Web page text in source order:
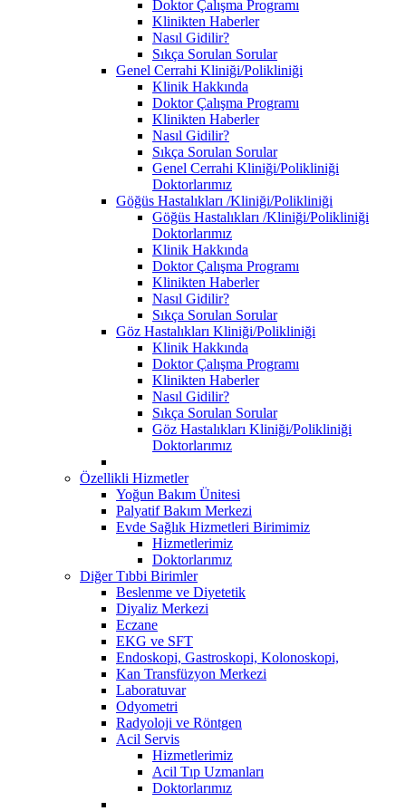
Doktor Çalışma Programı
Klinikten Haberler
Nasıl Gidilir?
Sıkça Sorulan Sorular
Genel Cerrahi Kliniği/Polikliniği
Klinik Hakkında
Doktor Çalışma Programı
Klinikten Haberler
Nasıl Gidilir?
Sıkça Sorulan Sorular
Genel Cerrahi Kliniği/Polikliniği
Doktorlarımız
Göğüs Hastalıkları /Kliniği/Polikliniği
Göğüs Hastalıkları /Kliniği/Polikliniği
Doktorlarımız
Klinik Hakkında
Doktor Çalışma Programı
Klinikten Haberler
Nasıl Gidilir?
Sıkça Sorulan Sorular
Göz Hastalıkları Kliniği/Polikliniği
Klinik Hakkında
Doktor Çalışma Programı
Klinikten Haberler
Nasıl Gidilir?
Sıkça Sorulan Sorular
Göz Hastalıkları Kliniği/Polikliniği
Doktorlarımız
Özellikli Hizmetler
Yoğun Bakım Ünitesi
Palyatif Bakım Merkezi
Evde Sağlık Hizmetleri Birimimiz
Hizmetlerimiz
Doktorlarımız
Diğer Tıbbi Birimler
Beslenme ve Diyetetik
Diyaliz Merkezi
Eczane
EKG ve SFT
Endoskopi, Gastroskopi, Kolonoskopi,
Kan Transfüzyon Merkezi
Laboratuvar
Odyometri
Radyoloji ve Röntgen
Acil Servis
Hizmetlerimiz
Acil Tıp Uzmanları
Doktorlarımız